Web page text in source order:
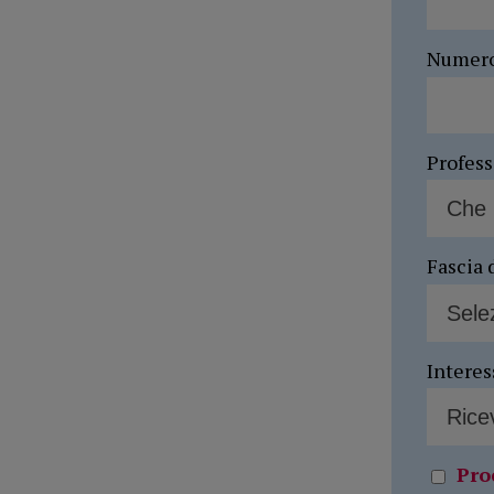
Fascia